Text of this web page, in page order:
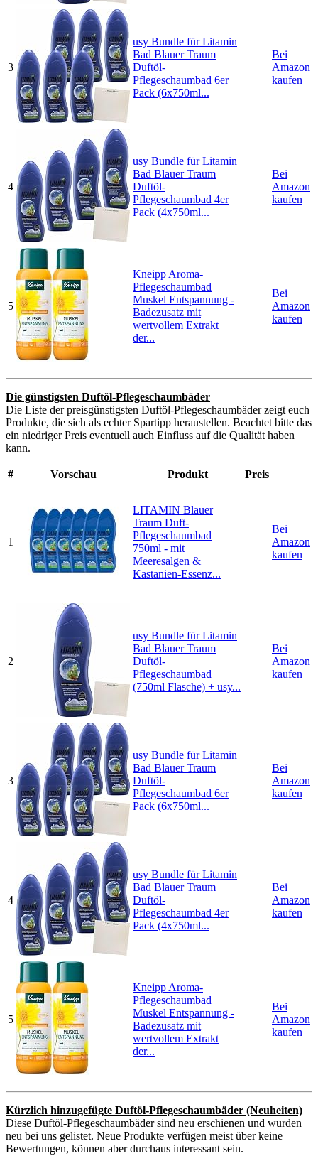
3
usy Bundle für Litamin
Bad Blauer Traum
Duftöl-
Pflegeschaumbad 6er
Pack (6x750ml...
Bei
Amazon
kaufen
4
usy Bundle für Litamin
Bad Blauer Traum
Duftöl-
Pflegeschaumbad 4er
Pack (4x750ml...
Bei
Amazon
kaufen
5
Kneipp Aroma-
Pflegeschaumbad
Muskel Entspannung -
Badezusatz mit
wertvollem Extrakt
der...
Bei
Amazon
kaufen
Die günstigsten Duftöl-Pflegeschaumbäder
Die Liste der preisgünstigsten Duftöl-Pflegeschaumbäder zeigt euch
Produkte, die sich als echter Spartipp heraustellen. Beachtet bitte das
ein niedriger Preis eventuell auch Einfluss auf die Qualität haben
kann.
# Vorschau Produkt Preis
1
LITAMIN Blauer
Traum Duft-
Pflegeschaumbad
750ml - mit
Meeresalgen &
Kastanien-Essenz...
Bei
Amazon
kaufen
2
usy Bundle für Litamin
Bad Blauer Traum
Duftöl-
Pflegeschaumbad
(750ml Flasche) + usy...
Bei
Amazon
kaufen
3
usy Bundle für Litamin
Bad Blauer Traum
Duftöl-
Pflegeschaumbad 6er
Pack (6x750ml...
Bei
Amazon
kaufen
4
usy Bundle für Litamin
Bad Blauer Traum
Duftöl-
Pflegeschaumbad 4er
Pack (4x750ml...
Bei
Amazon
kaufen
5
Kneipp Aroma-
Pflegeschaumbad
Muskel Entspannung -
Badezusatz mit
wertvollem Extrakt
der...
Bei
Amazon
kaufen
Kürzlich hinzugefügte Duftöl-Pflegeschaumbäder (Neuheiten)
Diese Duftöl-Pflegeschaumbäder sind neu erschienen und wurden
neu bei uns gelistet. Neue Produkte verfügen meist über keine
Bewertungen, können aber durchaus interessant sein.